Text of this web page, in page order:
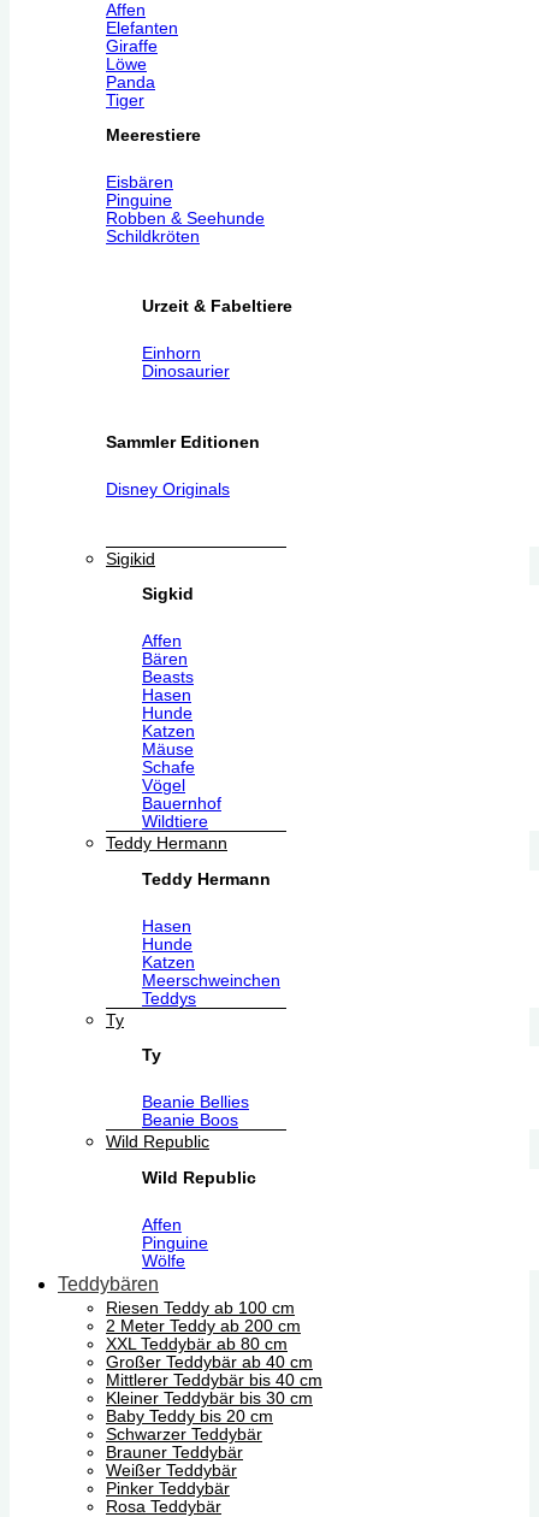
Affen
Elefanten
Giraffe
Löwe
Panda
Tiger
Meerestiere
Eisbären
Pinguine
Robben & Seehunde
Schildkröten
Urzeit & Fabeltiere
Einhorn
Dinosaurier
Sammler Editionen
Disney Originals
Sigikid
Sigkid
Affen
Bären
Beasts
Hasen
Hunde
Katzen
Mäuse
Schafe
Vögel
Bauernhof
Wildtiere
Teddy Hermann
Teddy Hermann
Hasen
Hunde
Katzen
Meerschweinchen
Teddys
Ty
Ty
Beanie Bellies
Beanie Boos
Wild Republic
Wild Republic
Affen
Pinguine
Wölfe
Teddybären
Riesen Teddy ab 100 cm
2 Meter Teddy ab 200 cm
XXL Teddybär ab 80 cm
Großer Teddybär ab 40 cm
Mittlerer Teddybär bis 40 cm
Kleiner Teddybär bis 30 cm
Baby Teddy bis 20 cm
Schwarzer Teddybär
Brauner Teddybär
Weißer Teddybär
Pinker Teddybär
Rosa Teddybär